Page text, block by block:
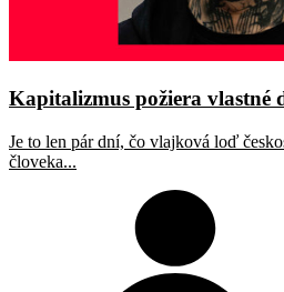
Kapitalizmus požiera vlastné
Je to len pár dní, čo vlajková loď
človeka...